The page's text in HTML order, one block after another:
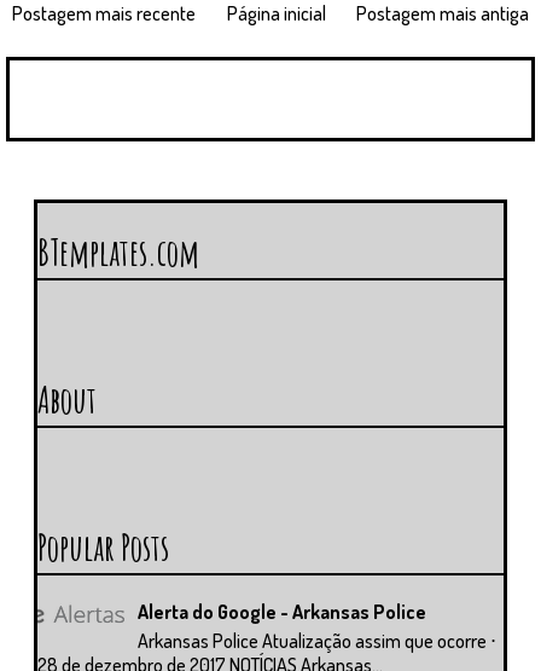
Postagem mais recente Postagem mais antiga
Página inicial
BTemplates.com
About
Popular Posts
Alerta do Google - Arkansas Police
Arkansas Police Atualização assim que ocorre ⋅
28 de dezembro de 2017 NOTÍCIAS Arkansas...